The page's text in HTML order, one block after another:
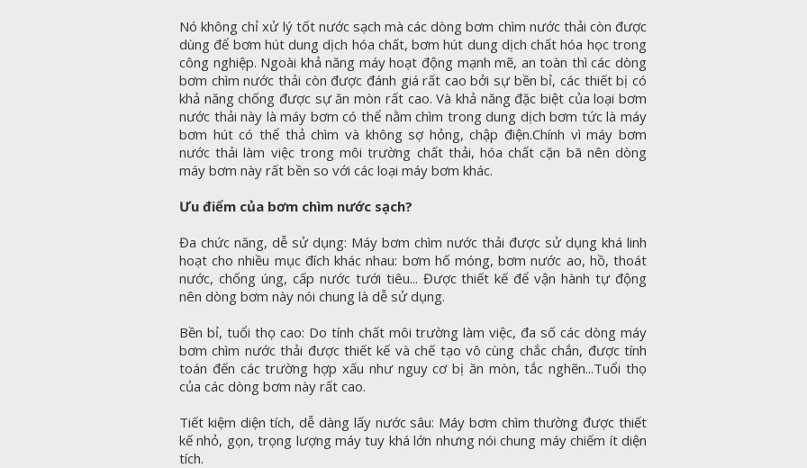
Nó không chỉ xử lý tốt nước sạch mà các dòng bơm chìm nước thải còn được
dùng để bơm hút dung dịch hóa chất, bơm hút dung dịch chất hóa học trong
công nghiệp. Ngoài khả năng máy hoạt động mạnh mẽ, an toàn thì các dòng
bơm chìm nước thải còn được đánh giá rất cao bởi sự bền bỉ, các thiết bị có
khả năng chống được sự ăn mòn rất cao. Và khả năng đặc biệt của loại bơm
nước thải này là máy bơm có thể nằm chìm trong dung dịch bơm tức là máy
bơm hút có thể thả chìm và không sợ hỏng, chập điện.Chính vì máy bơm
nước thải làm việc trong môi trường chất thải, hóa chất cặn bã nên dòng
máy bơm này rất bền so với các loại máy bơm khác.
Ưu điểm của bơm chìm nước sạch?
Đa chức năng, dễ sử dụng: Máy bơm chìm nước thải được sử dụng khá linh
hoạt cho nhiều mục đích khác nhau: bơm hố móng, bơm nước ao, hồ, thoát
nước, chống úng, cấp nước tưới tiêu... Được thiết kế để vận hành tự động
nên dòng bơm này nói chung là dễ sử dụng.
Bền bỉ, tuổi thọ cao: Do tính chất môi trường làm việc, đa số các dòng máy
bơm chìm nước thải được thiết kế và chế tạo vô cùng chắc chắn, được tính
toán đến các trường hợp xấu như nguy cơ bị ăn mòn, tắc nghẽn...Tuổi thọ
của các dòng bơm này rất cao.
Tiết kiệm diện tích, dễ dàng lấy nước sâu: Máy bơm chìm thường được thiết
kế nhỏ, gọn, trọng lượng máy tuy khá lớn nhưng nói chung máy chiếm ít diện
tích.